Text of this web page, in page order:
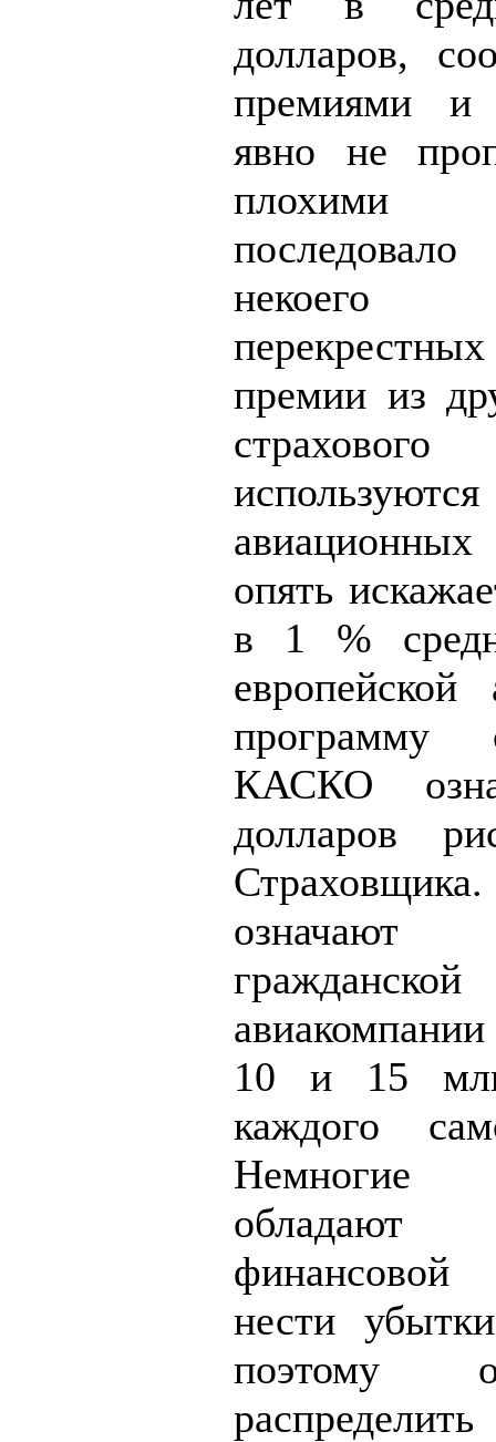
долларов,
премиями и
явно не
плохими
некоего
премии из
опять
в 1 %
европейской
программу
КАСКО
долларов
означают
гражданской
10 и 15
каждого
Немногие
обладают
нести
поэтому